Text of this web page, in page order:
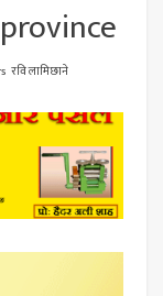
रवि लामिछाने